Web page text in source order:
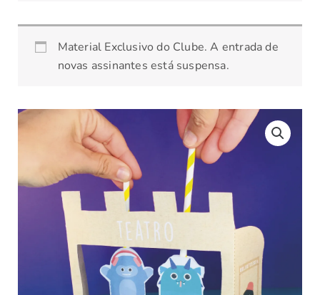
Material Exclusivo do Clube. A entrada de
novas assinantes está suspensa.